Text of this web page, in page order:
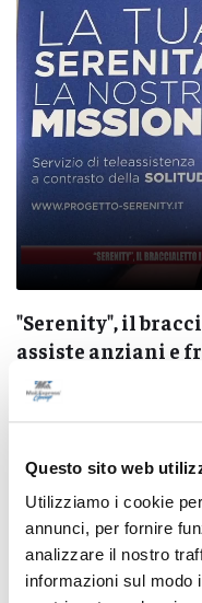
Questo sito web
Utilizziamo i cookie
annunci, per fornire
analizzare il nostro
informazioni sul modo
"Serenity", il
assiste anziani e
08/08/2026